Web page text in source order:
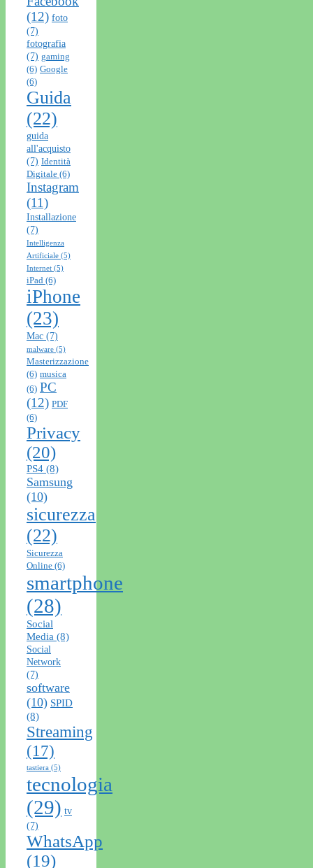
(12) foto
(7)
fotografia
(7) gaming
(6) Google
(6)
Guida
(22)
guida
all'acquisto
(7) Identità
Digitale (6)
Instagram
(11)
Installazione
(7)
Intelligenza
Artificiale (5)
Internet (5)
iPad (6)
iPhone
(23)
Mac (7)
malware (5)
Masterizzazione
(6) musica
(6) PC
(12) PDF
(6)
Privacy
(20)
PS4 (8)
Samsung
(10)
sicurezza
(22)
Sicurezza
Online (6)
smartphone
(28)
Social
Media (8)
Social
Network
(7)
software
(10) SPID
(8)
Streaming
(17)
tastiera (5)
tecnologia
(29) tv
(7)
WhatsApp
(19)